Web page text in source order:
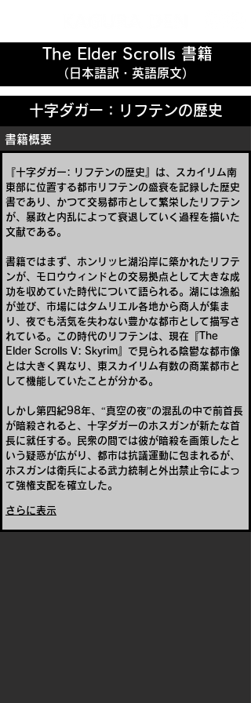
The Elder Scrolls 書籍
（日本語訳・英語原文）
十字ダガー：リフテンの歴史
書籍概要
『十字ダガー: リフテンの歴史』は、スカイリム南
東部に位置する都市リフテンの盛衰を記録した歴史
書であり、かつて交易都市として繁栄したリフテン
が、暴政と内乱によって衰退していく過程を描いた
文献である。
書籍ではまず、ホンリッヒ湖沿岸に築かれたリフテ
ンが、モロウウィンドとの交易拠点として大きな成
功を収めていた時代について語られる。湖には漁船
が並び、市場にはタムリエル各地から商人が集ま
り、夜でも活気を失わない豊かな都市として描写さ
れている。この時代のリフテンは、現在『The
Elder Scrolls V: Skyrim』で見られる陰鬱な都市像
とは大きく異なり、東スカイリム有数の商業都市と
して機能していたことが分かる。
しかし第四紀98年、“真空の夜”の混乱の中で前首長
が暗殺されると、十字ダガーのホスガンが新たな首
長に就任する。民衆の間では彼が暗殺を画策したと
いう疑惑が広がり、都市は抗議運動に包まれるが、
ホスガンは衛兵による武力統制と外出禁止令によっ
て強権支配を確立した。
さらに表示